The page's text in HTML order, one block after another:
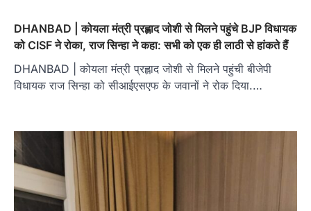
DHANBAD | कोयला मंत्री प्रह्लाद जोशी से मिलने पहुंचे BJP विधायक
को CISF ने रोका, राज सिन्हा ने कहा: सभी को एक ही लाठी से हांकते हैं
DHANBAD | कोयला मंत्री प्रह्लाद जोशी से मिलने पहुंची बीजेपी
विधायक राज सिन्हा को सीआईएसएफ के जवानों ने रोक दिया.…